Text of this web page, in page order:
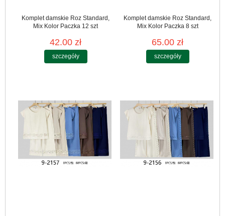
Komplet damskie Roz Standard,
Mix Kolor Paczka 12 szt
42.00 zł
szczegóły
Komplet damskie Roz Standard,
Mix Kolor Paczka 8 szt
65.00 zł
szczegóły